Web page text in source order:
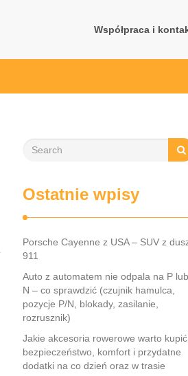
Współpraca i
Ostatnie wpisy
Porsche Cayenne z USA – SUV z
911
Auto z automatem nie odpala na P lub
N – co sprawdzić (czujnik hamulca,
pozycje P/N, blokady, zasilanie,
rozrusznik)
Jakie akcesoria rowerowe warto
bezpieczeństwo, komfort i przydatne
dodatki na co dzień oraz w trasie